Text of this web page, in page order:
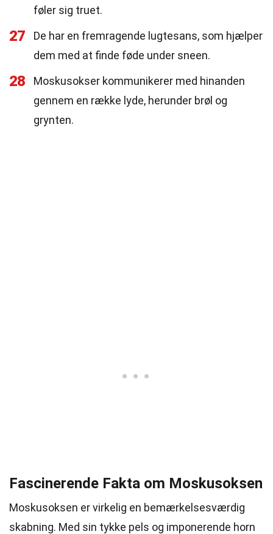
føler sig truet.
27
De har en fremragende lugtesans, som hjælper
dem med at finde føde under sneen.
28
Moskusokser kommunikerer med hinanden
gennem en række lyde, herunder brøl og
grynten.
Fascinerende Fakta om Moskusoksen
Moskusoksen er virkelig en bemærkelsesværdig
skabning. Med sin tykke pels og imponerende horn